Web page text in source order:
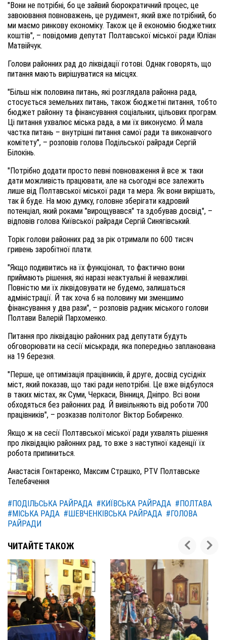
"Вони не потрібні, бо це зайвий бюрократичний процес, це
завоювання повноважень, це рудимент, який вже потрібний, бо
ми маємо ринкову економіку. Також це й економію бюджетних
коштів", – повідомив депутат Полтавської міської ради Юліан
Матвійчук.
Голови районних рад до ліквідації готові. Однак говорять, що
питання мають вирішуватися на місцях.
"Більш ніж половина питань, які розглядала районна рада,
стосується земельних питань, також бюджетні питання, тобто
бюджет районну та фінансування соціальних, цільових програм.
Ці питання ухвалює міська рада, а ми їх виконуємо. Й мала
частка питань – внутрішні питання самої ради та виконавчого
комітету", – розповів голова Подільської райради Сергій
Білокінь.
"Потрібно додати просто певні повноваження й все ж таки
дати можливість працювати, але на сьогодні все залежить
лише від Полтавської міської ради та мера. Як вони вирішать,
так й буде. На мою думку, головне зберігати кадровий
потенціал, який роками "вирощувався" та здобував досвід", –
відповів голова Київської райради Сергій Синягівський.
Торік голови районних рад за рік отримали по 600 тисяч
гривень заробітної плати.
"Якщо подивитись на їх функціонал, то фактично вони
приймають рішення, які наразі неактуальні й неважливі.
Повністю ми їх ліквідовувати не будемо, залишаться
адміністрації. Й так хоча б на половину ми зменшимо
фінансування у два рази", – розповів радник міського голови
Полтави Валерій Пархоменко.
Питання про ліквідацію районних рад депутати будуть
обговорювати на сесії міськради, яка попередньо запланована
на 19 березня.
"Перше, це оптимізація працівників, й друге, досвід сусідніх
міст, який показав, що такі ради непотрібні. Це вже відбулося
в таких містах, як Суми, Черкаси, Вінниця, Дніпро. Всі вони
обходяться без районних рад. Й вивільняють від роботи 700
працівників", – розказав політолог Віктор Бобиренко.
Якщо ж на сесії Полтавської міської ради ухвалять рішення
про ліквідацію районних рад, то вже з наступної каденції їх
робота припиниться.
Анастасія Гонтаренко, Максим Страшко, PTV Полтавське
Телебачення
#ПОДІЛЬСЬКА РАЙРАДА #КИЇВСЬКА РАЙРАДА #ПОЛТАВА
#МІСЬКА РАДА #ШЕВЧЕНКІВСЬКА РАЙРАДА #ГОЛОВА
РАЙРАДИ
ЧИТАЙТЕ ТАКОЖ